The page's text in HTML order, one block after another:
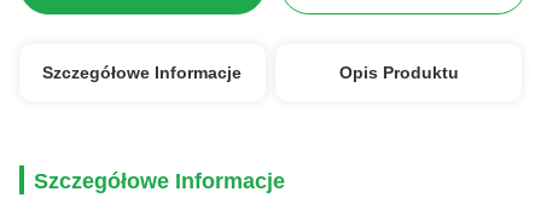
Szczegółowe Informacje Opis Produktu
Szczegółowe Informacje